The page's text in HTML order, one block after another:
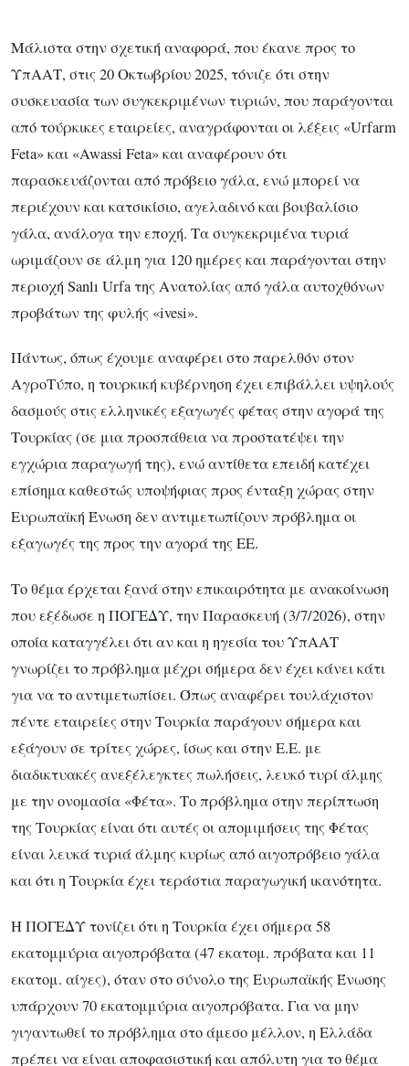
Μάλιστα στην σχετική αναφορά, που έκανε προς το
ΥπΑΑΤ, στις 20 Οκτωβρίου 2025, τόνιζε ότι στην
συσκευασία των συγκεκριμένων τυριών, που παράγονται
από τούρκικες εταιρείες, αναγράφονται οι λέξεις «Urfarm
Feta» και «Awassi Feta» και αναφέρουν ότι
παρασκευάζονται από πρόβειο γάλα, ενώ μπορεί να
περιέχουν και κατσικίσιο, αγελαδινό και βουβαλίσιο
γάλα, ανάλογα την εποχή. Τα συγκεκριμένα τυριά
ωριμάζουν σε άλμη για 120 ημέρες και παράγονται στην
περιοχή Sanlı Urfa της Ανατολίας από γάλα αυτοχθόνων
προβάτων της φυλής «ivesi».
Πάντως, όπως έχουμε αναφέρει στο παρελθόν στον
ΑγροΤύπο, η τουρκική κυβέρνηση έχει επιβάλλει υψηλούς
δασμούς στις ελληνικές εξαγωγές φέτας στην αγορά της
Τουρκίας (σε μια προσπάθεια να προστατέψει την
εγχώρια παραγωγή της), ενώ αντίθετα επειδή κατέχει
επίσημα καθεστώς υποψήφιας προς ένταξη χώρας στην
Ευρωπαϊκή Ένωση δεν αντιμετωπίζουν πρόβλημα οι
εξαγωγές της προς την αγορά της ΕΕ.
Το θέμα έρχεται ξανά στην επικαιρότητα με ανακοίνωση
που εξέδωσε η ΠΟΓΕΔΥ, την Παρασκευή (3/7/2026), στην
οποία καταγγέλει ότι αν και η ηγεσία του ΥπΑΑΤ
γνωρίζει το πρόβλημα μέχρι σήμερα δεν έχει κάνει κάτι
για να το αντιμετωπίσει. Όπως αναφέρει τουλάχιστον
πέντε εταιρείες στην Τουρκία παράγουν σήμερα και
εξάγουν σε τρίτες χώρες, ίσως και στην Ε.Ε. με
διαδικτυακές ανεξέλεγκτες πωλήσεις, λευκό τυρί άλμης
με την ονομασία «Φέτα». Το πρόβλημα στην περίπτωση
της Τουρκίας είναι ότι αυτές οι απομιμήσεις της Φέτας
είναι λευκά τυριά άλμης κυρίως από αιγοπρόβειο γάλα
και ότι η Τουρκία έχει τεράστια παραγωγική ικανότητα.
Η ΠΟΓΕΔΥ τονίζει ότι η Τουρκία έχει σήμερα 58
εκατομμύρια αιγοπρόβατα (47 εκατομ. πρόβατα και 11
εκατομ. αίγες), όταν στο σύνολο της Ευρωπαϊκής Ένωσης
υπάρχουν 70 εκατομμύρια αιγοπρόβατα. Για να μην
γιγαντωθεί το πρόβλημα στο άμεσο μέλλον, η Ελλάδα
πρέπει να είναι αποφασιστική και απόλυτη για το θέμα